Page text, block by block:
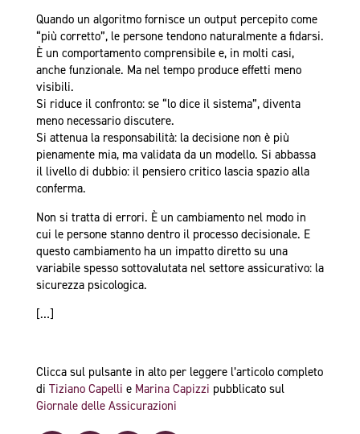
Quando un algoritmo fornisce un output percepito come
“più corretto”, le persone tendono naturalmente a fidarsi.
È un comportamento comprensibile e, in molti casi,
anche funzionale. Ma nel tempo produce effetti meno
visibili.
Si riduce il confronto: se “lo dice il sistema”, diventa
meno necessario discutere.
Si attenua la responsabilità: la decisione non è più
pienamente mia, ma validata da un modello. Si abbassa
il livello di dubbio: il pensiero critico lascia spazio alla
conferma.
Non si tratta di errori. È un cambiamento nel modo in
cui le persone stanno dentro il processo decisionale. E
questo cambiamento ha un impatto diretto su una
variabile spesso sottovalutata nel settore assicurativo: la
sicurezza psicologica.
[…]
Clicca sul pulsante in alto per leggere l’articolo completo
di Tiziano Capelli e Marina Capizzi pubblicato sul
Giornale delle Assicurazioni